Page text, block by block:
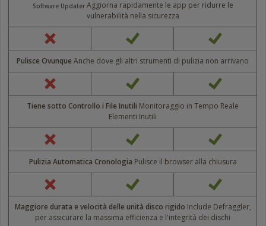
Software UpdaterAggiorna rapidamente le app per ridurre le
vulnerabilità nella sicurezza
Pulisce Ovunque Anche dove gli altri strumenti di pulizia non arrivano
Tiene sotto Controllo i File Inutili Monitoraggio in Tempo Reale
Elementi Inutili
Pulizia Automatica Cronologia Pulisce il browser alla chiusura
Maggiore durata e velocità delle unità disco rigido Include Defraggler,
per assicurare la massima efficienza e l'integrità dei dischi